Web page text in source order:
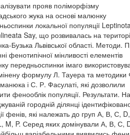
прояв поліморфізму
жука на основі малюнку
локальної популяції
Say, що розвивалась на
Бузька Львівської області. Методи.
фенотипічної мінливості елементів
передньоспинки імаго
формулу Л. Тауера та методики
і С. Р. Фасулаті, які дозволили
фенооблік популяції. Результати. На
городній ділянці
фенів, які належать до груп А, В, С,
M, P. Серед яких домінували А, В, С,